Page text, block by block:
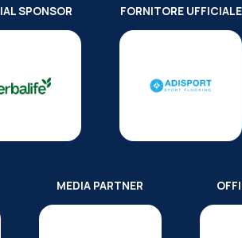
SPONSOR FORNITORE UFFICIALE
MEDIA PARTNER